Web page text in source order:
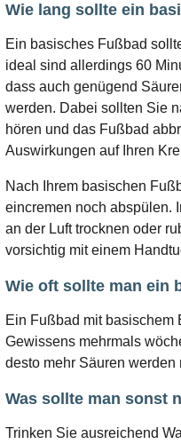
Wie lang sollte ein
Ein basisches Fußbad
ideal sind allerdings 60
dass auch genügend
werden. Dabei sollten Sie
hören und das Fußbad
Auswirkungen auf Ihren
Nach Ihrem basischen
eincremen noch abspülen.
an der Luft trocknen oder
vorsichtig mit einem
Wie oft sollte man ein
Ein Fußbad mit basischem
Gewissens mehrmals
desto mehr Säuren
Was sollte man sonst
Trinken Sie ausreichend